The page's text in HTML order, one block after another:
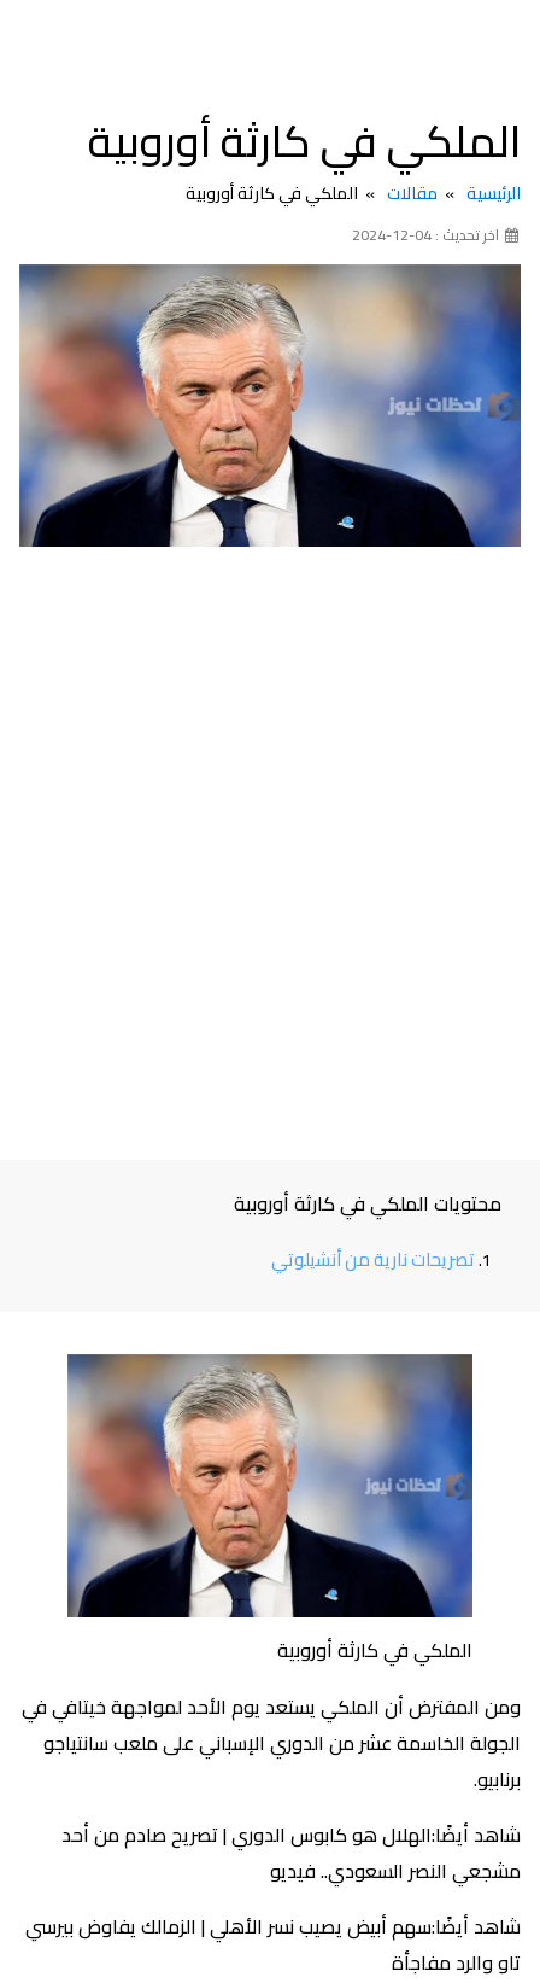
الملكي في كارثة أوروبية
الرئيسية مقالات الملكي في كارثة أوروبية
اخر تحديث : 04-12-2024
محتويات الملكي في كارثة أوروبية
تصريحات نارية من أنشيلوتي
الملكي في كارثة أوروبية
ومن المفترض أن الملكي يستعد يوم الأحد لمواجهة خيتافي في
الجولة الخاسمة عشر من الدوري الإسباني على ملعب سانتياجو
برنابيو.
شاهد أيضًا:الهلال هو كابوس الدوري | تصريح صادم من أحد
مشجعي النصر السعودي.. فيديو
شاهد أيضًا:سهم أبيض يصيب نسر الأهلي | الزمالك يفاوض بيرسي
تاو والرد مفاجأة